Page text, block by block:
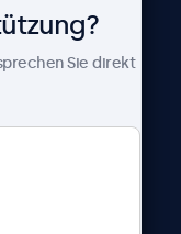
Sie direkt